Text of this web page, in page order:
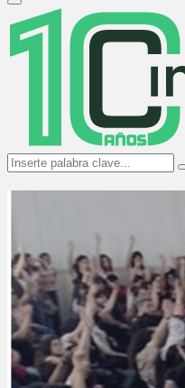
Primary
Menu
Search
for: